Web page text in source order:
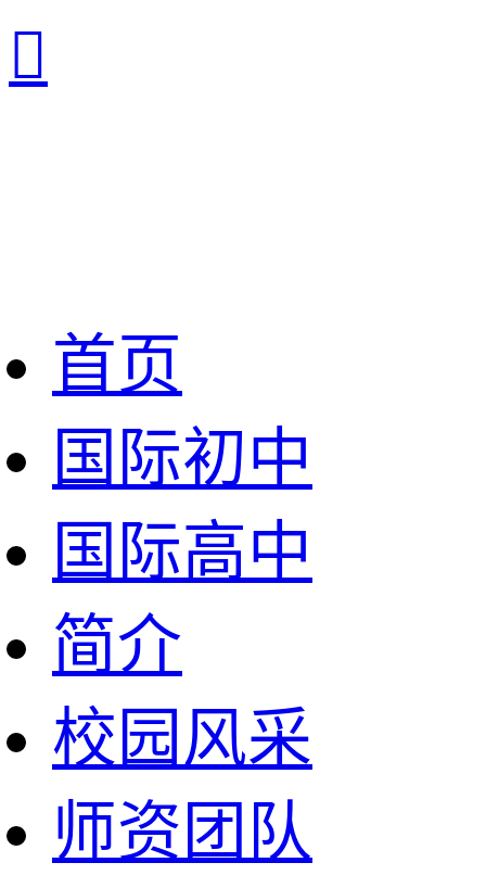

首页
国际初中
国际高中
简介
校园风采
师资团队